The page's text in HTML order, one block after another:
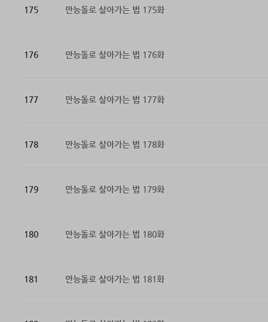
175 만능돌로 살아가는 법 175화
176 만능돌로 살아가는 법 176화
177 만능돌로 살아가는 법 177화
178 만능돌로 살아가는 법 178화
179 만능돌로 살아가는 법 179화
180 만능돌로 살아가는 법 180화
181 만능돌로 살아가는 법 181화